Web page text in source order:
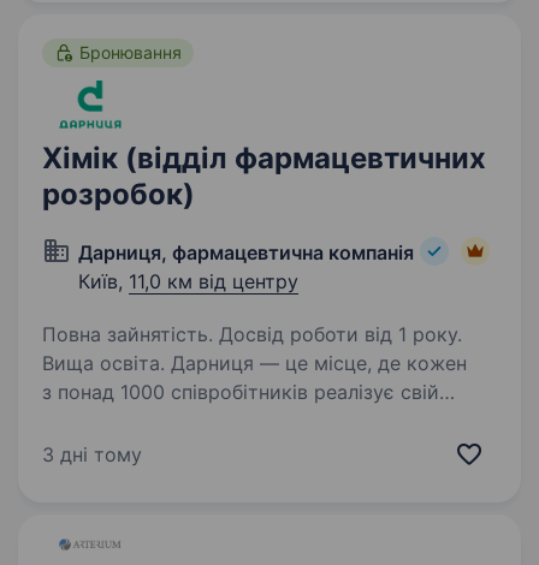
Бронювання
Хімік (відділ фармацевтичних
розробок)
Дарниця, фармацевтична компанія
Київ, 11,0 км від центру
Повна зайнятість. Досвід роботи від 1 року.
Вища освіта. Дарниця — це місце, де кожен
з понад 1000 співробітників реалізує свій
інноваційні технології, здійснює неперервний
3 дні тому